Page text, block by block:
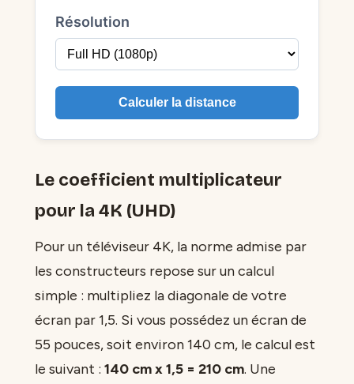
Résolution
Calculer la distance
Le coefficient multiplicateur
pour la 4K (UHD)
Pour un téléviseur 4K, la norme admise par
les constructeurs repose sur un calcul
simple : multipliez la diagonale de votre
écran par 1,5. Si vous possédez un écran de
55 pouces, soit environ 140 cm, le calcul est
le suivant : 140 cm x 1,5 = 210 cm. Une